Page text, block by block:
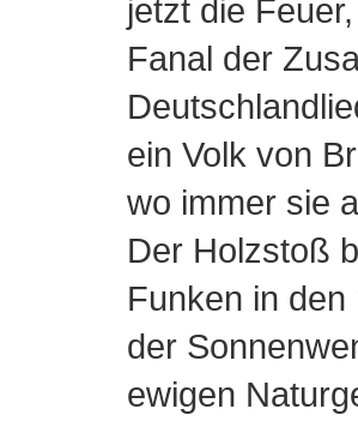
jetzt die
Fanal der
ein Volk von
wo immer sie
Der Holzstoß
Funken in
der
ewigen